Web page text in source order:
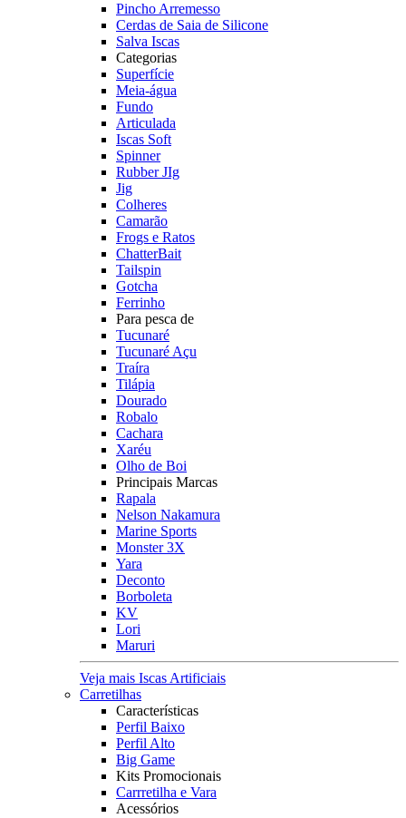
Pincho Arremesso
Cerdas de Saia de Silicone
Salva Iscas
Categorias
Superfície
Meia-água
Fundo
Articulada
Iscas Soft
Spinner
Rubber JIg
Jig
Colheres
Camarão
Frogs e Ratos
ChatterBait
Tailspin
Gotcha
Ferrinho
Para pesca de
Tucunaré
Tucunaré Açu
Traíra
Tilápia
Dourado
Robalo
Cachara
Xaréu
Olho de Boi
Principais Marcas
Rapala
Nelson Nakamura
Marine Sports
Monster 3X
Yara
Deconto
Borboleta
KV
Lori
Maruri
Veja mais Iscas Artificiais
Carretilhas
Características
Perfil Baixo
Perfil Alto
Big Game
Kits Promocionais
Carrretilha e Vara
Acessórios